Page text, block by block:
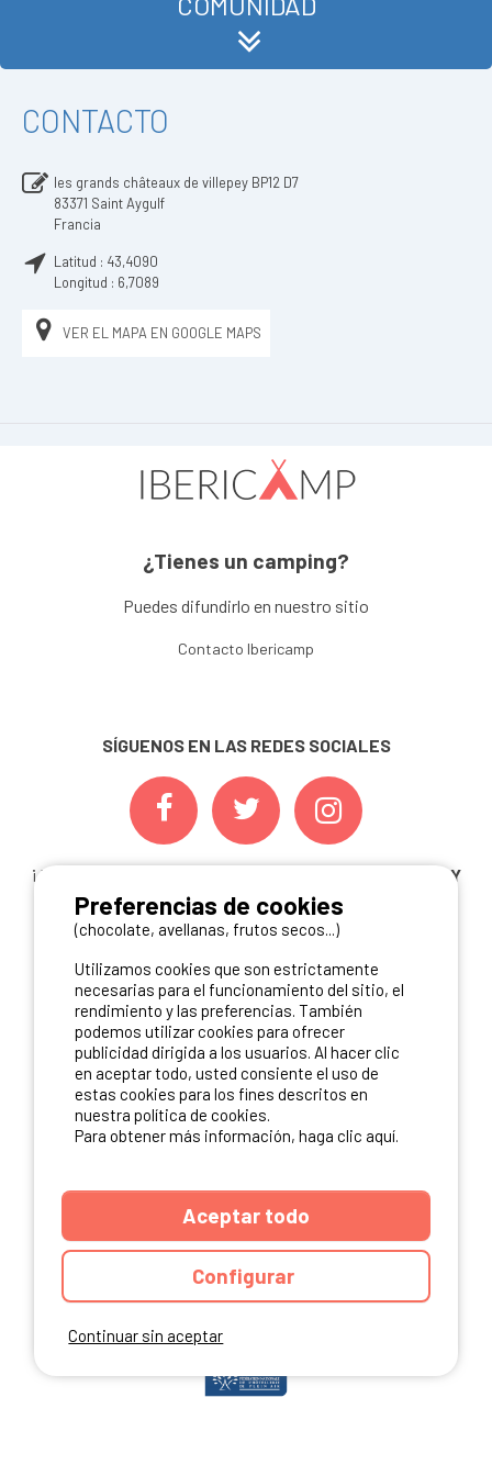
CONTACTO
les grands châteaux de villepey BP12 D7
83371 Saint Aygulf
Francia
Latitud : 43,4090
Longitud : 6,7089
VER EL MAPA EN GOOGLE MAPS
¿Tienes un camping?
Puedes difundirlo en nuestro sitio
Contacto Ibericamp
SÍGUENOS EN LAS REDES SOCIALES
¡ Y NO TE PIERDAS NUESTRAS
OFERTAS, CONCURSOS Y
NOVEDADESINSCRIBIÉNDOTE A NUESTRA
NEWSLETTER!
ME INSCRIBO
NUESTROS PARTNERS
Continuar sin aceptar
Preferencias de cookies
(chocolate, avellanas, frutos secos...)
Utilizamos cookies que son estrictamente
necesarias para el funcionamiento del sitio, el
rendimiento y las preferencias. También
podemos utilizar cookies para ofrecer
publicidad dirigida a los usuarios. Al hacer clic
en aceptar todo, usted consiente el uso de
estas cookies para los fines descritos en
nuestra política de cookies.
Para obtener más información, haga clic aquí.
Aceptar todo
Configurar